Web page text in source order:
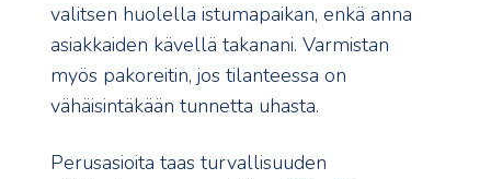
valitsen huolella istumapaikan, enkä anna
asiakkaiden kävellä takanani. Varmistan
myös pakoreitin, jos tilanteessa on
vähäisintäkään tunnetta uhasta.
Perusasioita taas turvallisuuden